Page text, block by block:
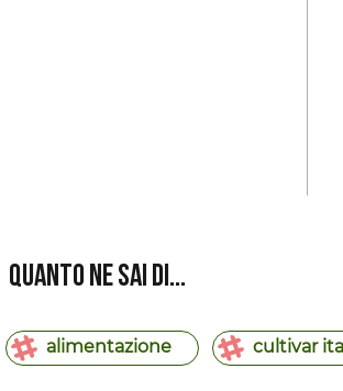
Quanto ne sai di...
alimentazione cultivar